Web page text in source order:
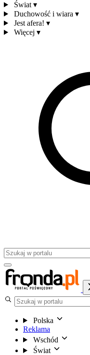
Świat ▾
Duchowość i wiara ▾
Jest afera! ▾
Więcej ▾
Polska
Reklama
Wschód
Świat